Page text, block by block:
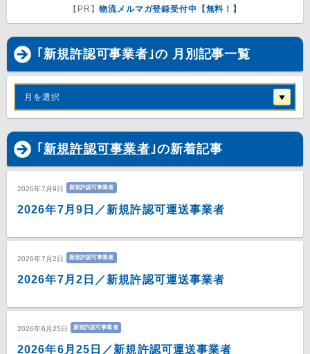
【PR】物流メルマガ登録受付中【無料！】
｢新規許認可事業者｣の 月別記事一覧
月を選択
｢ 新規許認可事業者｣の新着記事
2026年7月9日 新規許認可事業者
2026年7月9日／新規許認可運送事業者
2026年7月2日 新規許認可事業者
2026年7月2日／新規許認可運送事業者
2026年6月25日 新規許認可事業者
2026年6月25日／新規許認可運送事業者